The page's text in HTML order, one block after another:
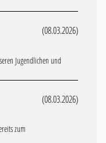
(08.03.2026)
Jugendlichen und
(08.03.2026)
zum